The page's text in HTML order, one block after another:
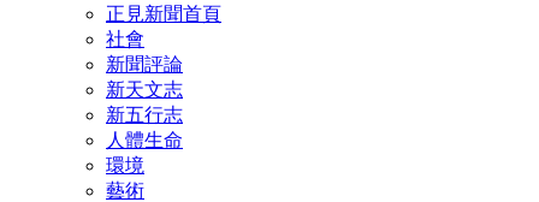
正見新聞首頁
社會
新聞評論
新天文志
新五行志
人體生命
環境
藝術